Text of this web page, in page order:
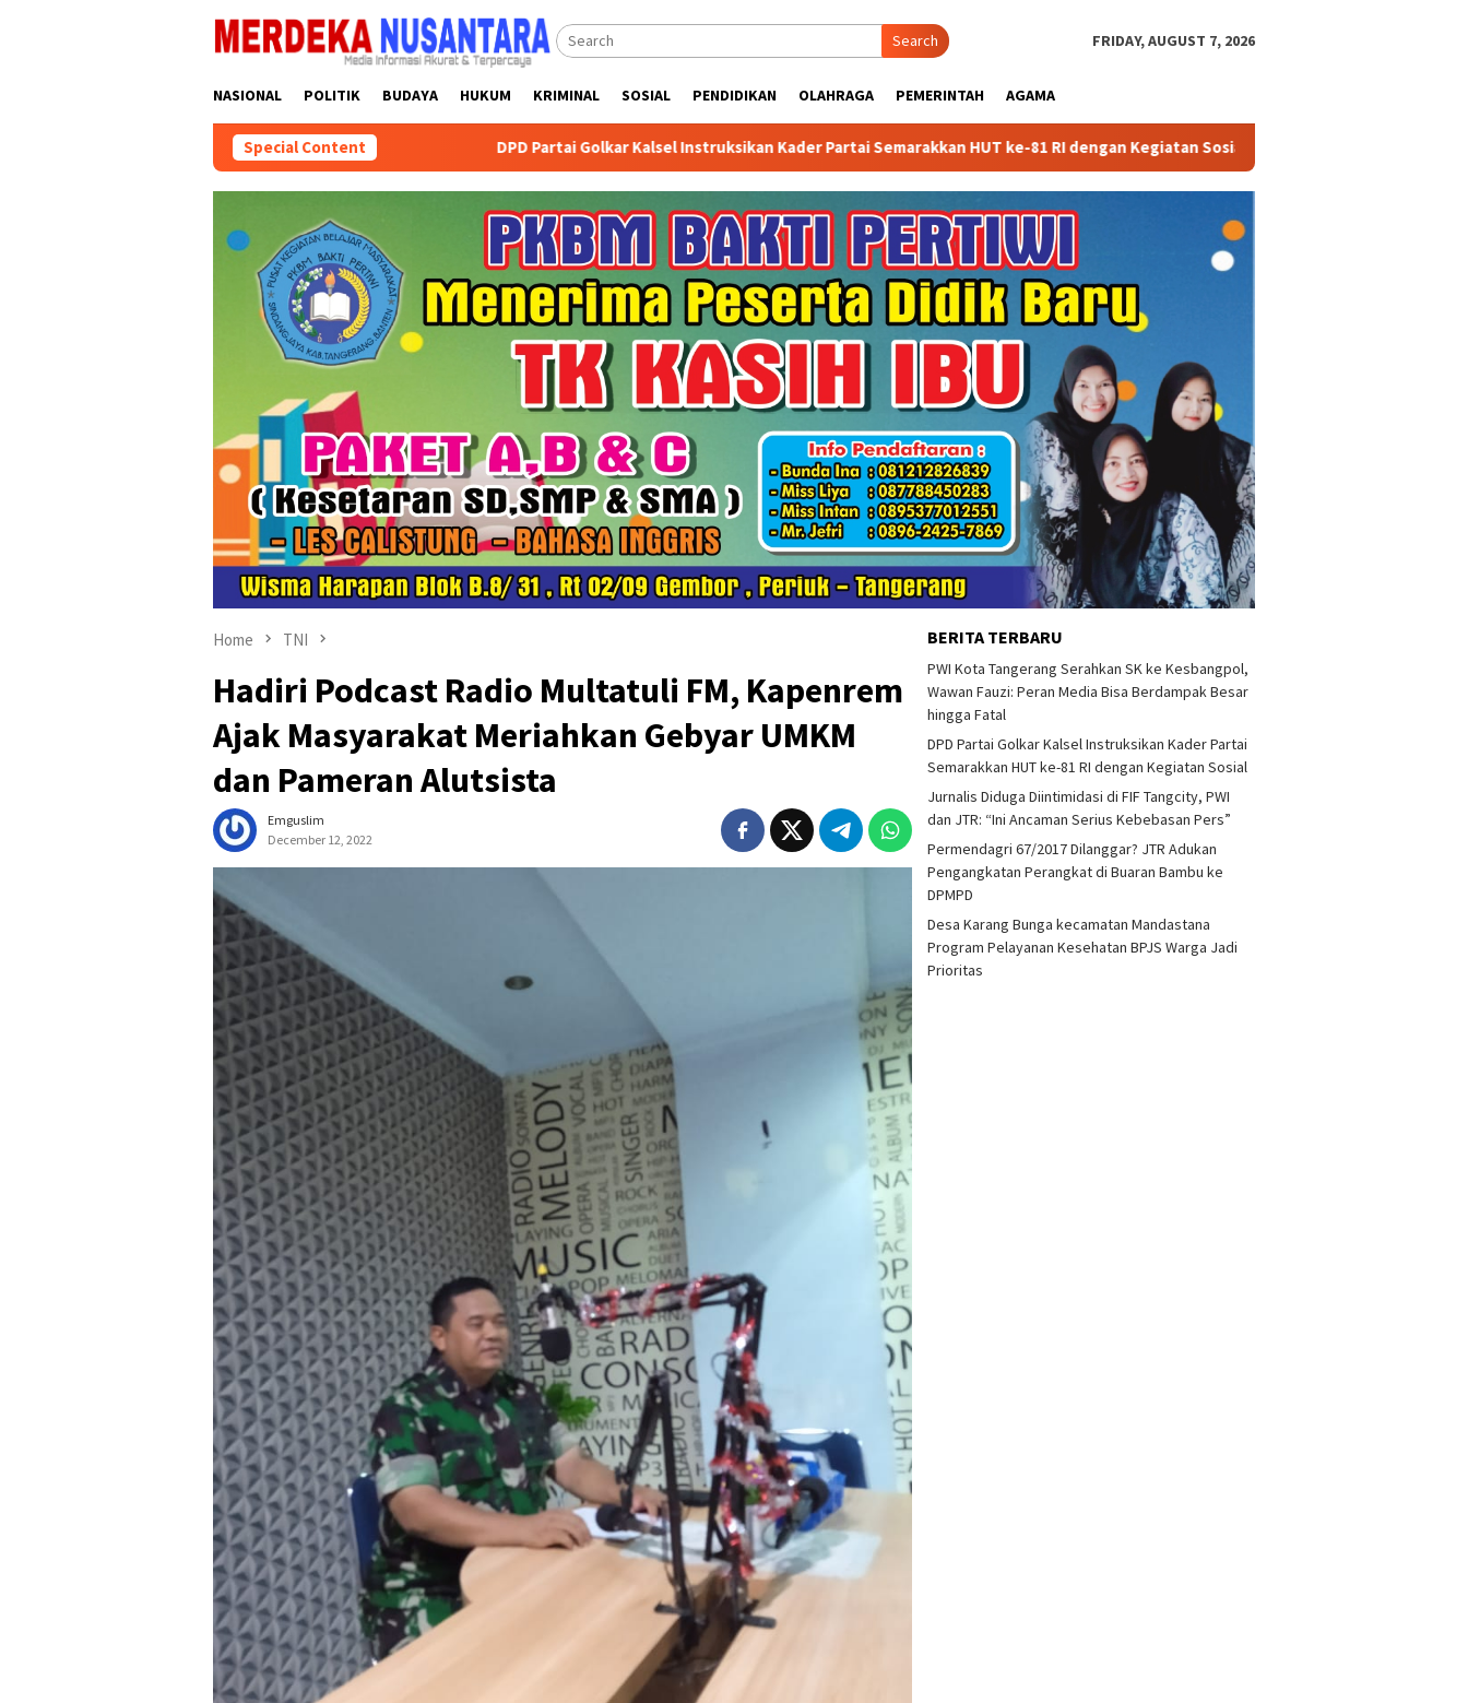
Search FRIDAY, AUGUST 7, 2026
NASIONAL POLITIK BUDAYA HUKUM KRIMINAL SOSIAL PENDIDIKAN OLAHRAGA PEMERINTAH AGAMA
Special ContentDPD Partai Golkar Kalsel Instruksikan Kader Partai Semarakkan HUT ke-81 RI dengan Kegiatan Sosial Partai Politik Dapat Bantuan Pemprov
Home TNI
Hadiri Podcast Radio Multatuli FM, Kapenrem
Ajak Masyarakat Meriahkan Gebyar UMKM
dan Pameran Alutsista
Emguslim
December 12, 2022
BERITA TERBARU
PWI Kota Tangerang Serahkan SK ke Kesbangpol,
Wawan Fauzi: Peran Media Bisa Berdampak Besar
hingga Fatal
DPD Partai Golkar Kalsel Instruksikan Kader Partai
Semarakkan HUT ke-81 RI dengan Kegiatan Sosial
Jurnalis Diduga Diintimidasi di FIF Tangcity, PWI
dan JTR: “Ini Ancaman Serius Kebebasan Pers”
Permendagri 67/2017 Dilanggar? JTR Adukan
Pengangkatan Perangkat di Buaran Bambu ke
DPMPD
Desa Karang Bunga kecamatan Mandastana
Program Pelayanan Kesehatan BPJS Warga Jadi
Prioritas